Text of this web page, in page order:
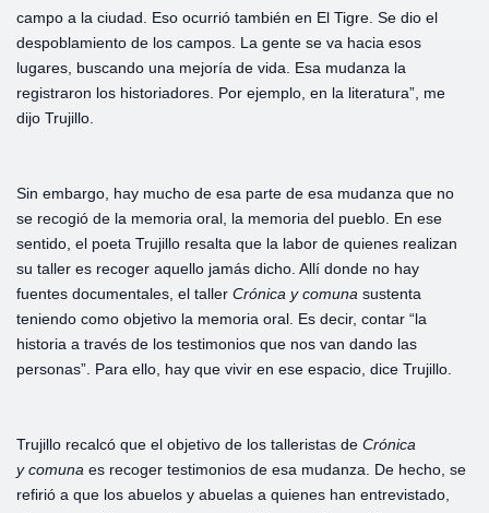
campo a la ciudad. Eso ocurrió también en El Tigre. Se dio el
despoblamiento de los campos. La gente se va hacia esos
lugares, buscando una mejoría de vida. Esa mudanza la
registraron los historiadores. Por ejemplo, en la literatura”, me
dijo Trujillo.
Sin embargo, hay mucho de esa parte de esa mudanza que no
se recogió de la memoria oral, la memoria del pueblo. En ese
sentido, el poeta Trujillo resalta que la labor de quienes realizan
su taller es recoger aquello jamás dicho. Allí donde no hay
fuentes documentales, el taller Crónica y comuna sustenta
teniendo como objetivo la memoria oral. Es decir, contar “la
historia a través de los testimonios que nos van dando las
personas”. Para ello, hay que vivir en ese espacio, dice Trujillo.
Trujillo recalcó que el objetivo de los talleristas de Crónica
y comuna es recoger testimonios de esa mudanza. De hecho, se
refirió a que los abuelos y abuelas a quienes han entrevistado,